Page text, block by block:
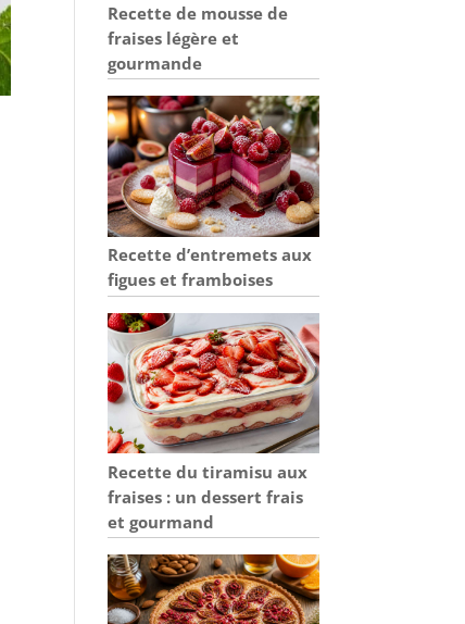
Recette de mousse de
fraises légère et
gourmande
Recette d’entremets aux
figues et framboises
Recette du tiramisu aux
fraises : un dessert frais
et gourmand